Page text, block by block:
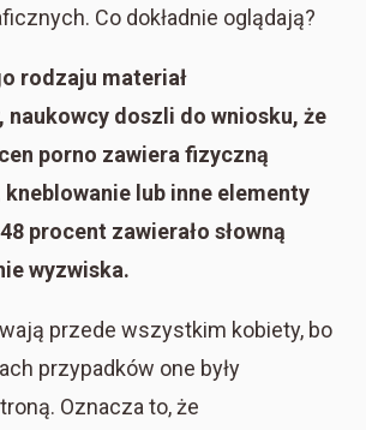
Co dokładnie oglądają?
rodzaju materiał
naukowcy doszli do wniosku, że
porno zawiera fizyczną
kneblowanie lub inne elementy
procent zawierało słowną
wyzwiska.
przede wszystkim kobiety, bo
przypadków one były
Oznacza to, że